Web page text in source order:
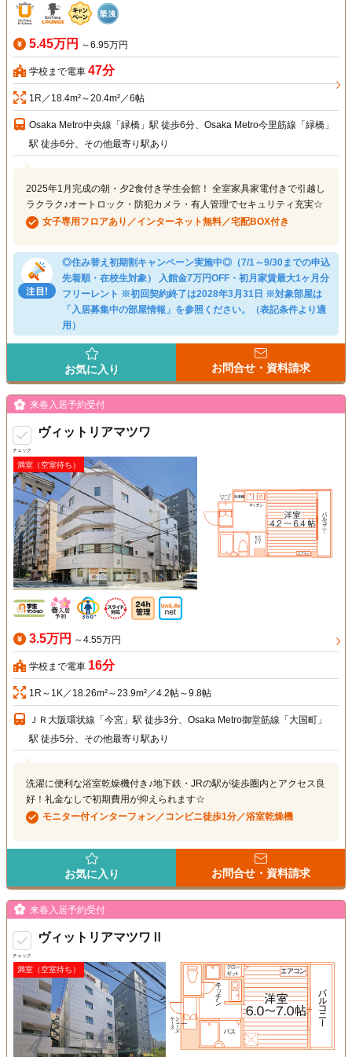
5.45万円 ～6.95万円
学校まで電車 47分
1R／18.4m²～20.4m²／6帖
Osaka Metro中央線「緑橋」駅 徒歩6分、Osaka Metro今里筋線「緑橋」
駅 徒歩6分、その他最寄り駅あり
2025年1月完成の朝・夕2食付き学生会館！ 全室家具家電付きで引越し
ラクラク♪オートロック・防犯カメラ・有人管理でセキュリティ充実☆
女子専用フロアあり／インターネット無料／宅配BOX付き
◎住み替え初期割キャンペーン実施中◎（7/1～9/30までの申込
先着順・在校生対象） 入館金7万円OFF・初月家賃最大1ヶ月分
フリーレント ※初回契約終了は2028年3月31日 ※対象部屋は
「入居募集中の部屋情報」を参照ください。（表記条件より適
用）
お気に入り お問合せ・資料請求
チェック
来春入居予約受付
ヴィットリアマツワ
満室（空室待ち）
3.5万円 ～4.55万円
学校まで電車 16分
1R～1K／18.26m²～23.9m²／4.2帖～9.8帖
ＪＲ大阪環状線「今宮」駅 徒歩3分、Osaka Metro御堂筋線「大国町」
駅 徒歩5分、その他最寄り駅あり
洗濯に便利な浴室乾燥機付き♪地下鉄・JRの駅が徒歩圏内とアクセス良
好！礼金なしで初期費用が抑えられます☆
モニター付インターフォン／コンビニ徒歩1分／浴室乾燥機
お気に入り お問合せ・資料請求
チェック
来春入居予約受付
ヴィットリアマツワⅡ
満室（空室待ち）